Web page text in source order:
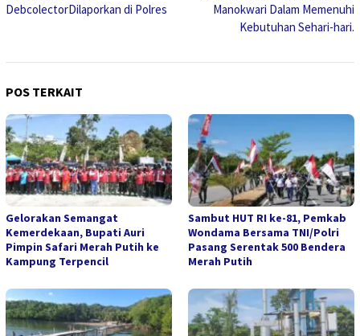
DebcolectorDilaporkan di Polres
Manokwari Dalam Memenuhi
Kebutuhan Sehari-hari.
POS TERKAIT
Gelorakan Semangat
Kemerdekaan, Bupati Auri
Pimpin Safari Merah Putih ke
Kampung Terpencil
Sambut HUT RI ke-81, Pemkab
Wondama Bersama TNI/Polri
Pasang Serentak 500 Bendera
Merah Putih